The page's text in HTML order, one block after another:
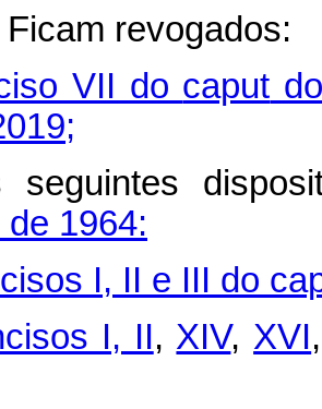
revogados:
VII do caput
1964:
I, II e III do
I, II, XIV, XVI